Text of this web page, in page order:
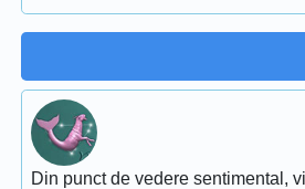
Din punct de vedere sentimental,